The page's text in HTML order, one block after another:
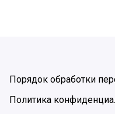
Порядок обработки
Политика